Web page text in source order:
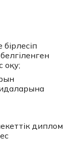
оқу;
диплом